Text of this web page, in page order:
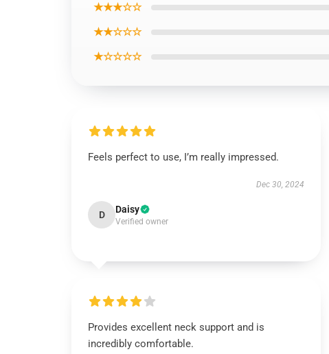
★★★☆☆
★★☆☆☆
★☆☆☆☆
Feels perfect to use, I’m really impressed.
Dec 30, 2024
D Daisy
Verified owner
Provides excellent neck support and is
incredibly comfortable.